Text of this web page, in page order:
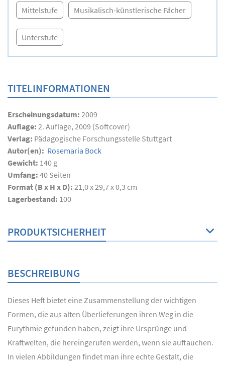
Mittelstufe Musikalisch-künstlerische Fächer
Unterstufe
TITELINFORMATIONEN
Erscheinungsdatum: 2009
Auflage: 2. Auflage, 2009 (Softcover)
Verlag: Pädagogische Forschungsstelle Stuttgart
Autor(en): Rosemaria Bock
Gewicht: 140 g
Umfang: 40 Seiten
Format (B x H x D): 21,0 x 29,7 x 0,3 cm
Lagerbestand: 100
PRODUKTSICHERHEIT
BESCHREIBUNG
Dieses Heft bietet eine Zusammenstellung der wichtigen
Formen, die aus alten Überlieferungen ihren Weg in die
Eurythmie gefunden haben, zeigt ihre Ursprünge und
Kraftwelten, die hereingerufen werden, wenn sie auftauchen.
In vielen Abbildungen findet man ihre echte Gestalt, die